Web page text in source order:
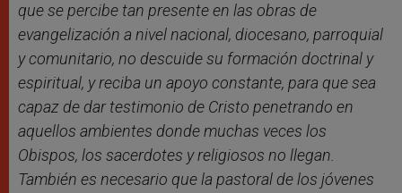
que se percibe tan presente en las obras de
evangelización a nivel nacional, diocesano, parroquial
y comunitario, no descuide su formación doctrinal y
espiritual, y reciba un apoyo constante, para que sea
capaz de dar testimonio de Cristo penetrando en
aquellos ambientes donde muchas veces los
Obispos, los sacerdotes y religiosos no llegan.
También es necesario que la pastoral de los jóvenes